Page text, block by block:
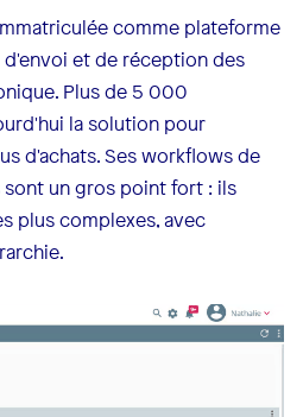
comme plateforme
et de réception des
Plus de 5 000
la solution pour
d'achats. Ses workflows de
un gros point fort : ils
plus complexes, avec